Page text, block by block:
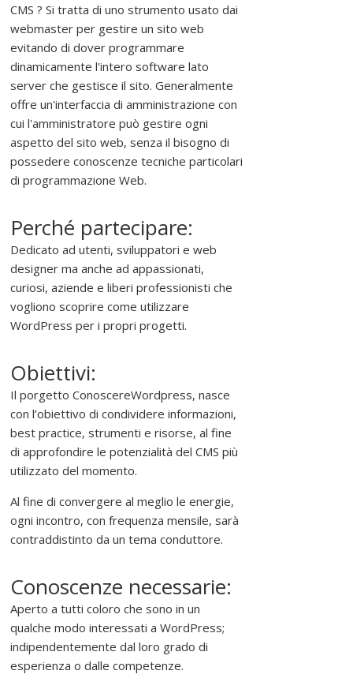
o
m
u
o
v
e
r
e
,
s
s
t
e
n
e
r
e
d
i
f
o
n
e
r
e
u
s
o
d
e
CMS ? Si tratta di uno strumento usato dai
webmaster per gestire un sito web
evitando di dover programmare
dinamicamente l'intero software lato
server che gestisce il sito. Generalmente
offre un'interfaccia di amministrazione con
cui l'amministratore può gestire ogni
aspetto del sito web, senza il bisogno di
possedere conoscenze tecniche particolari
di programmazione Web.
Perché partecipare:
Dedicato ad utenti, sviluppatori e web
designer ma anche ad appassionati,
curiosi, aziende e liberi professionisti che
vogliono scoprire come utilizzare
WordPress per i propri progetti.
Obiettivi:
Il porgetto ConoscereWordpress, nasce
con l’obiettivo di condividere informazioni,
best practice, strumenti e risorse, al fine
di approfondire le potenzialità del CMS più
utilizzato del momento.
Al fine di convergere al meglio le energie,
ogni incontro, con frequenza mensile, sarà
contraddistinto da un tema conduttore.
Conoscenze necessarie:
Aperto a tutti coloro che sono in un
qualche modo interessati a WordPress;
indipendentemente dal loro grado di
esperienza o dalle competenze.